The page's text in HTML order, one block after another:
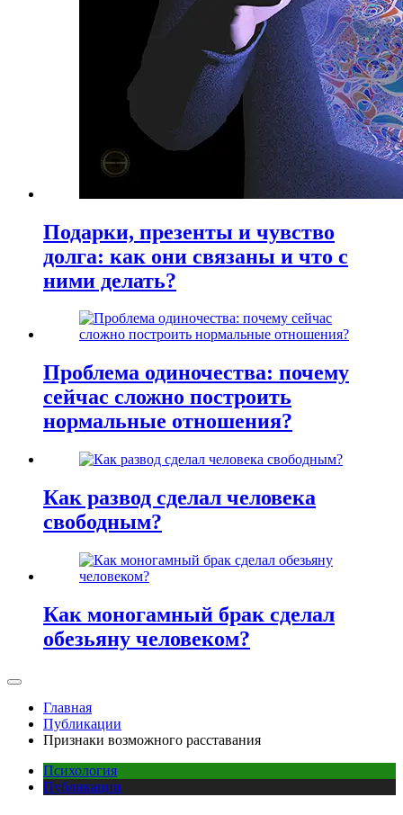
Подарки, презенты и чувство
долга: как они связаны и что с
ними делать?
Проблема одиночества: почему
сейчас сложно построить
нормальные отношения?
Как развод сделал человека
свободным?
Как моногамный брак сделал
обезьяну человеком?
Главная
Публикации
Признаки возможного расставания
Психология
Публикации